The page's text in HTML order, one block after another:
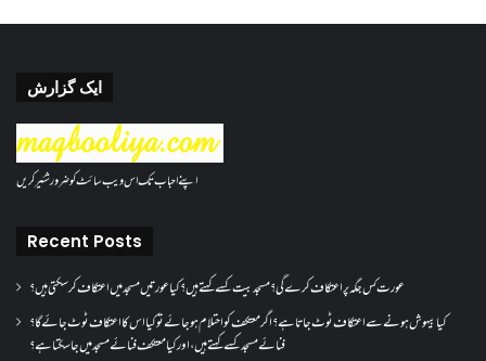
ایک گزارش
اپنے احباب تک اس ویب سائٹ کو ضرور شئیر کریں
Recent Posts
عورت کس جگہ پر اعتکاف کرے گی؟مسجد بیت کسے کہتے ہیں؟کیا عورتیں مسجد میں اعتکاف کر سکتی ہیں؟
کیا بیہوش ہونے سے اعتکاف ٹوٹ جاتا ہے؟ اگر معتکف کو احتلام ہو جائے تو کیا اس کا اعتکاف ٹوٹ جائے گا؟
فنائے مسجد کسے کہتے ہیں ، اور کیا معتکف فنائے مسجد میں جا سکتا ہے؟